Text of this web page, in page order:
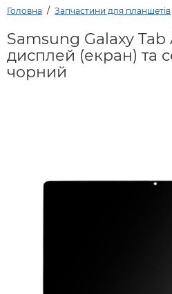
Головна Запчастини для планшетів
Samsung Galaxy Tab
дисплей (екран) та
чорний